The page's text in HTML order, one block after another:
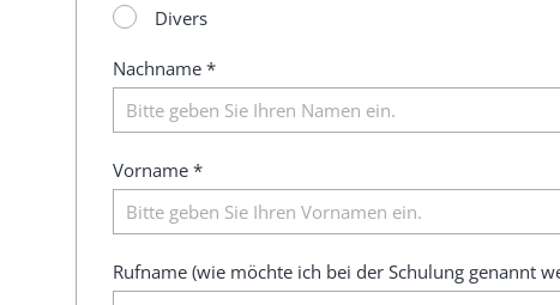
Divers
Nachname *
Vorname *
Rufname (wie möchte ich bei der Schulung genannt